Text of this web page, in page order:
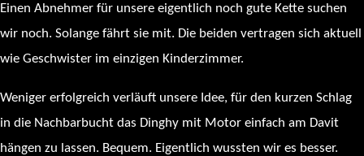
Einen Abnehmer für unsere eigentlich noch gute Kette suchen
wir noch. Solange fährt sie mit. Die beiden vertragen sich aktuell
wie Geschwister im einzigen Kinderzimmer.
Weniger erfolgreich verläuft unsere Idee, für den kurzen Schlag
in die Nachbarbucht das Dinghy mit Motor einfach am Davit
hängen zu lassen. Bequem. Eigentlich wussten wir es besser.